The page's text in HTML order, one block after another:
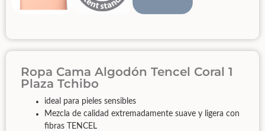
Ropa Cama Algodón Tencel Coral 1
Plaza Tchibo
ideal para pieles sensibles
Mezcla de calidad extremadamente suave y ligera con
fibras TENCEL